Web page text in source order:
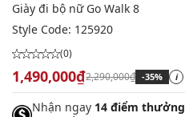
Giày đi bộ nữ Go Walk 8
Style Code: 125920
(0)
1,490,000₫2,290,000₫ -35% i
Nhận ngay 14 điểm thưởng